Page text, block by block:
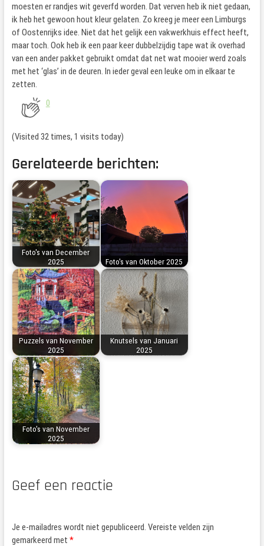
moesten er randjes wit geverfd worden. Dat verven heb ik niet gedaan,
ik heb het gewoon hout kleur gelaten. Zo kreeg je meer een Limburgs
of Oostenrijks idee. Niet dat het gelijk een vakwerkhuis effect heeft,
maar toch. Ook heb ik een paar keer dubbelzijdig tape wat ik overhad
van een ander pakket gebruikt omdat dat net wat mooier werd zoals
met het ‘glas’ in de deuren. In ieder geval een leuke om in elkaar te
zetten.
0
(Visited 32 times, 1 visits today)
Gerelateerde berichten:
Foto's van December
2025
Foto's van Oktober 2025
Puzzels van November
2025
Knutsels van Januari
2025
Foto's van November
2025
Geef een reactie
Je e-mailadres wordt niet gepubliceerd. Vereiste velden zijn
gemarkeerd met *